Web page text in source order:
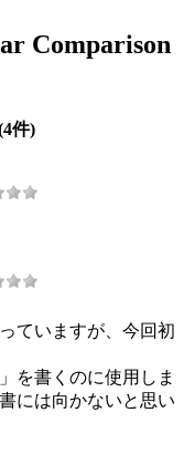
Comparison
件)
ていますが、今回初
を書くのに使用しま
には向かないと思い